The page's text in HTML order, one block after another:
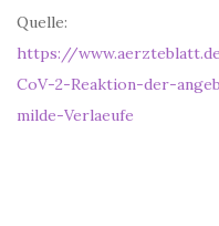
Quelle:
https://
CoV-2-Reaktion-der-
milde-Verlaeufe